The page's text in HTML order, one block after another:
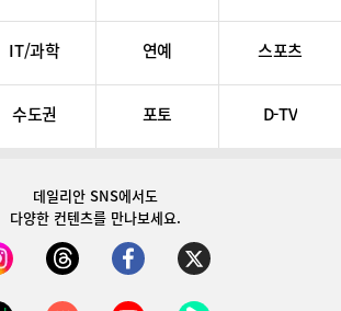
IT/과학 연예 스포츠
수도권 포토 D-TV
데일리안 SNS에서도
다양한 컨텐츠를 만나보세요.